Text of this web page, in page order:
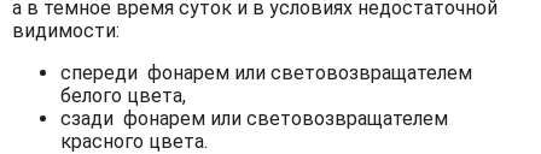
а в темное время суток и в условиях недостаточной
видимости:
спереди фонарем или световозвращателем
белого цвета,
сзади фонарем или световозвращателем
красного цвета.